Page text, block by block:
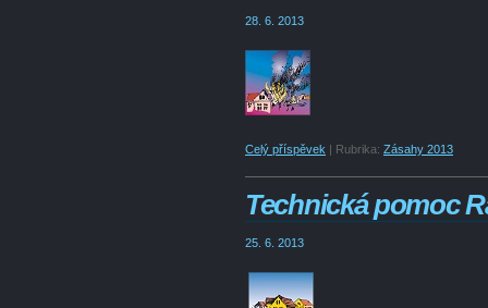
28. 6. 2013
Celý příspěvek | Rubrika: Zásahy 2013
Technická pomoc
25. 6. 2013